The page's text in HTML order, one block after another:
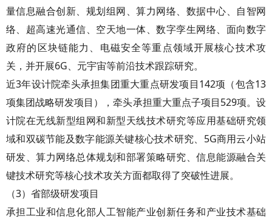
量信息融合创新、规划组网、算力网络、数据中心、自智网
络、超高速光通信、空天地一体、数字孪生网络、面向数字
政府的区块链能力、电磁安全等重点领域开展核心技术攻
关，并开展6G、元宇宙等前沿技术跟踪研究。
近3年设计院牵头承担集团重大重点研发项目142项（包含13
项集团战略研发项目），牵头承担重大重点子项目529项。设
计院在无线新型组网和新型天线技术研究等应用基础研究领
域和双碳节能及数字能源关键核心技术研究、5G商用云小站
研发、算力网络总体规划和部署策略研究、信息能源融合关
键技术研究等核心技术攻关方面都取得了突破性进展。
（3）省部级研发项目
承担工业和信息化部人工智能产业创新任务和产业技术基础